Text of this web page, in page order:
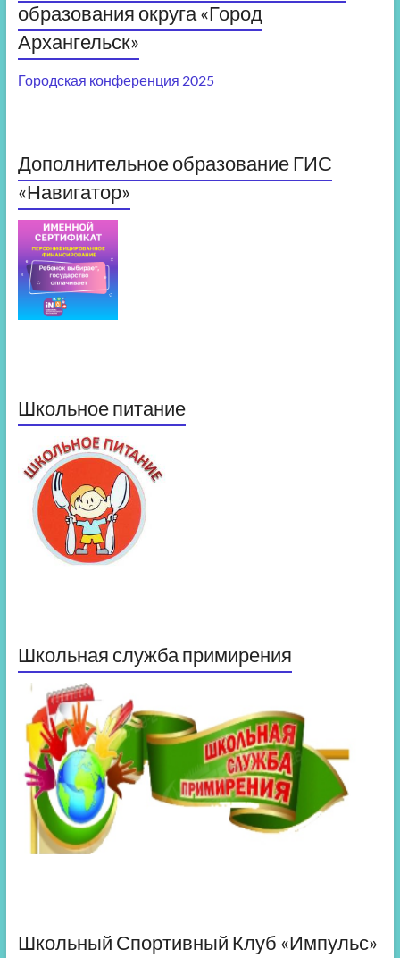
образования округа «Город
Архангельск»
Городская конференция 2025
Дополнительное образование ГИС
«Навигатор»
Школьное питание
Школьная служба примирения
Школьный Спортивный Клуб «Импульс»